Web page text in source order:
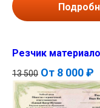
Резчик
13 500 От 8 000 ₽